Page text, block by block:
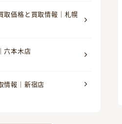
取価格と買取情報｜札幌
六本木店
情報｜新宿店